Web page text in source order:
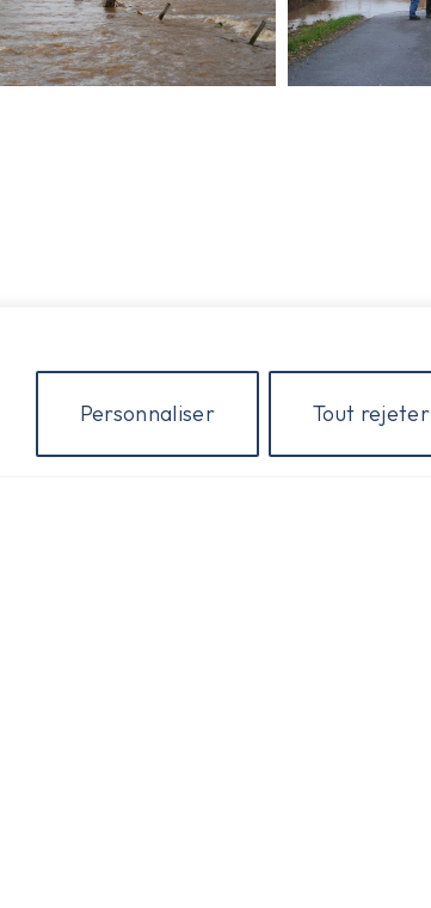
Personnaliser Tout rejeter